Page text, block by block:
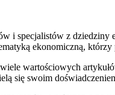
i specjalistów z
ekonomiczną,
wartościowych
się swoim